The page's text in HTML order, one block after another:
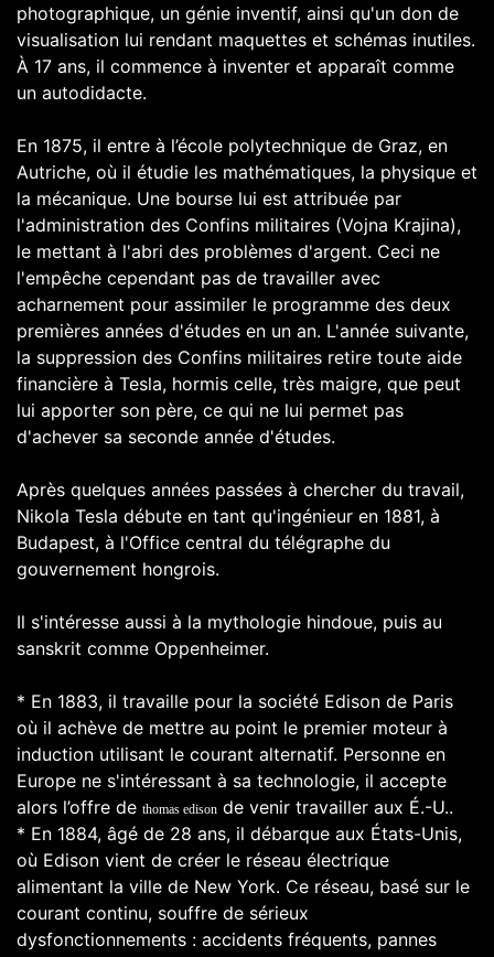
photographique, un génie inventif, ainsi qu'un don de
visualisation lui rendant maquettes et schémas inutiles.
À 17 ans, il commence à inventer et apparaît comme
un autodidacte.
En 1875, il entre à l’école polytechnique de Graz, en
Autriche, où il étudie les mathématiques, la physique et
la mécanique. Une bourse lui est attribuée par
l'administration des Confins militaires (Vojna Krajina),
le mettant à l'abri des problèmes d'argent. Ceci ne
l'empêche cependant pas de travailler avec
acharnement pour assimiler le programme des deux
premières années d'études en un an. L'année suivante,
la suppression des Confins militaires retire toute aide
financière à Tesla, hormis celle, très maigre, que peut
lui apporter son père, ce qui ne lui permet pas
d'achever sa seconde année d'études.
Après quelques années passées à chercher du travail,
Nikola Tesla débute en tant qu'ingénieur en 1881, à
Budapest, à l'Office central du télégraphe du
gouvernement hongrois.
Il s'intéresse aussi à la mythologie hindoue, puis au
sanskrit comme Oppenheimer.
* En 1883, il travaille pour la société Edison de Paris
où il achève de mettre au point le premier moteur à
induction utilisant le courant alternatif. Personne en
Europe ne s'intéressant à sa technologie, il accepte
alors l’offre de thomas edison de venir travailler aux É.-U..
* En 1884, âgé de 28 ans, il débarque aux États-Unis,
où Edison vient de créer le réseau électrique
alimentant la ville de New York. Ce réseau, basé sur le
courant continu, souffre de sérieux
dysfonctionnements : accidents fréquents, pannes